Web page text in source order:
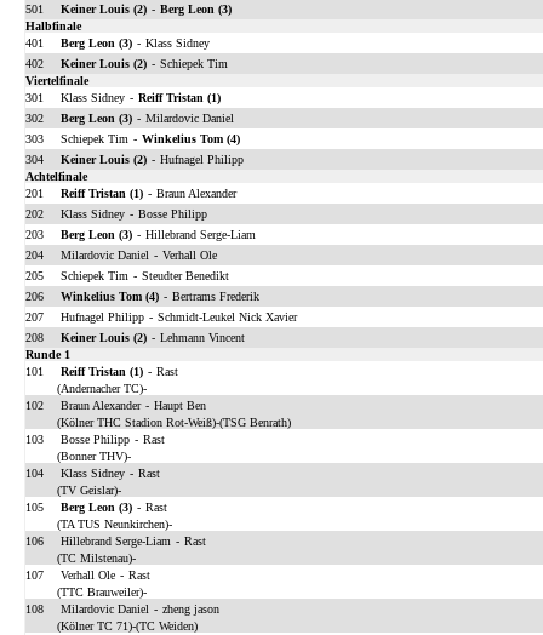
501
Keiner Louis (2) - Berg Leon (3)
Halbfinale
401
Berg Leon (3) - Klass Sidney
402
Keiner Louis (2) - Schiepek Tim
Viertelfinale
301
Klass Sidney - Reiff Tristan (1)
302
Berg Leon (3) - Milardovic Daniel
303
Schiepek Tim - Winkelius Tom (4)
304
Keiner Louis (2) - Hufnagel Philipp
Achtelfinale
201
Reiff Tristan (1) - Braun Alexander
202
Klass Sidney - Bosse Philipp
203
Berg Leon (3) - Hillebrand Serge-Liam
204
Milardovic Daniel - Verhall Ole
205
Schiepek Tim - Steudter Benedikt
206
Winkelius Tom (4) - Bertrams Frederik
207
Hufnagel Philipp - Schmidt-Leukel Nick Xavier
208
Keiner Louis (2) - Lehmann Vincent
Runde 1
101
Reiff Tristan (1) - Rast
(Andernacher TC)-
102
Braun Alexander - Haupt Ben
(Kölner THC Stadion Rot-Weiß)-(TSG Benrath)
103
Bosse Philipp - Rast
(Bonner THV)-
104
Klass Sidney - Rast
(TV Geislar)-
105
Berg Leon (3) - Rast
(TA TUS Neunkirchen)-
106
Hillebrand Serge-Liam - Rast
(TC Milstenau)-
107
Verhall Ole - Rast
(TTC Brauweiler)-
108
Milardovic Daniel - zheng jason
(Kölner TC 71)-(TC Weiden)